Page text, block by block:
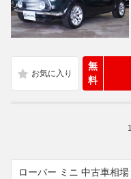
無
料
1
ローバー ミニ 中古車相場